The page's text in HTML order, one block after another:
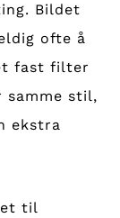
Bildet
ofte å
fast filter
samme stil,
ekstra
til